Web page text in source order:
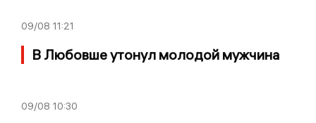
09/08 11:21
В Любовше утонул молодой мужчина
09/08 10:30